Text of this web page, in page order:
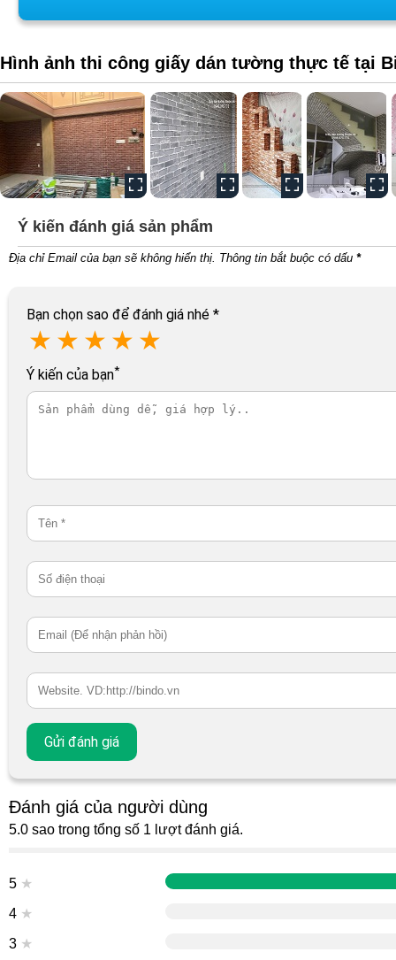
Hình ảnh thi công giấy dán tường thực tế tại
Ý kiến đánh giá sản phẩm
Địa chỉ Email của bạn sẽ không hiển thị. Thông tin bắt buộc có dấu *
Bạn chọn sao để đánh giá nhé *
★ ★ ★ ★ ★
Ý kiến của bạn*
Đánh giá của người dùng
5.0 sao trong tổng số 1 lượt đánh giá.
5 ★
4 ★
3 ★